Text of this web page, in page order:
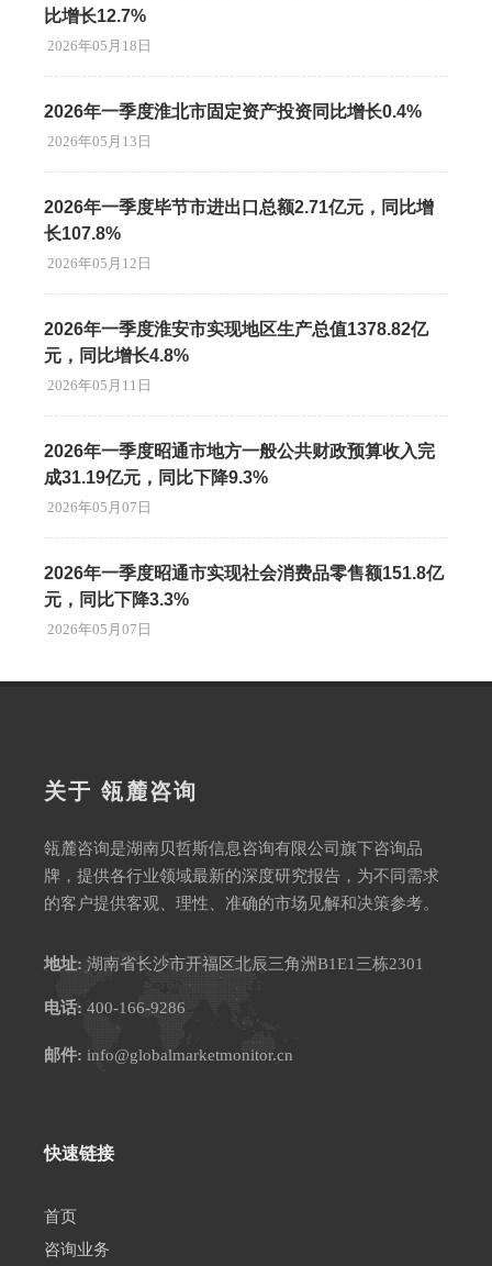
比增长12.7%
2026年05月18日
2026年一季度淮北市固定资产投资同比增长0.4%
2026年05月13日
2026年一季度毕节市进出口总额2.71亿元，同比增
长107.8%
2026年05月12日
2026年一季度淮安市实现地区生产总值1378.82亿
元，同比增长4.8%
2026年05月11日
2026年一季度昭通市地方一般公共财政预算收入完
成31.19亿元，同比下降9.3%
2026年05月07日
2026年一季度昭通市实现社会消费品零售额151.8亿
元，同比下降3.3%
2026年05月07日
关于 瓴麓咨询
瓴麓咨询是湖南贝哲斯信息咨询有限公司旗下咨询品
牌，提供各行业领域最新的深度研究报告，为不同需求
的客户提供客观、理性、准确的市场见解和决策参考。
地址: 湖南省长沙市开福区北辰三角洲B1E1三栋2301
电话: 400-166-9286
邮件: info@globalmarketmonitor.cn
快速链接
首页
咨询业务